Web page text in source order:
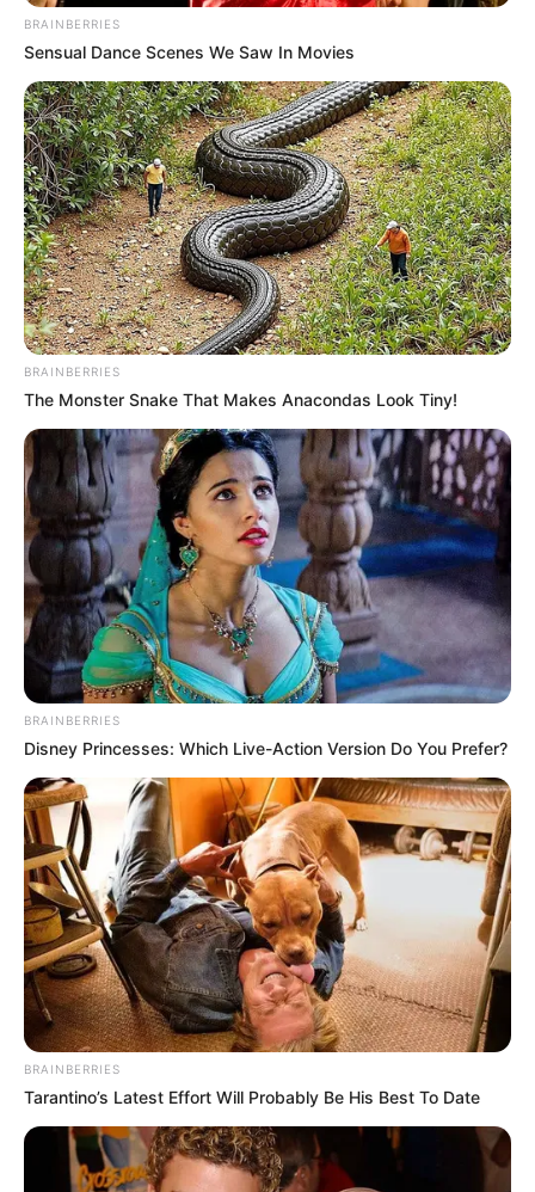
แชร์
เทศกาลถือศีล กินเจ ปีนี้ ชวนเที่ยวเสริมดวง ตามรอยบุญ
กับ ดร.คฑา ชินบัญชร ที่เมืองจันทบุรี ไปรับพลังบวกสองวัด
ดังที่ไม่ควรพลาด คือ วัดเขตร์นาบุญญาราม และวัดมังกร
บุปผาราม หรือเรียกกันในชื่อ วัดเล่งฮั้วยี่ วัดในเส้นทางตาม
รอยมังกร โดยมีจุดเริ่มต้นอยู่ที่ วัดมังกรกมลาวาส (วัด
เล่งเน่ยยี่) กรุงเทพฯ ซึ่งเป็นตำแหน่งหัวมังกร และวัดจีน
ประชาสโมสร (เล่งฮกยี่) จังหวัดฉะเชิงเทรา เป็นตำแหน่ง
ของตัวมังกร และวัดมังกรบุปผาราม (วัดเล่งฮั้วยี่) เป็น
ตำแหน่งของหางมังกร เทศกาลกินเจปีนี้ หากมีโอกาสก็ไม่
ควรพลาดตามรอยบุญ ในเส้นทางตามรอยมังกรแห่งนี้
9 วันมงคล กินเจ กับดร.คฑา
สำหรับใครที่ยังไม่มีโอกาสได้เดินทางไปเที่ยวไหว้พระขอพร
ที่วัดมังกรบุปผาราม และวัดเขตร์นาบุญญาราม ไม่ต้อง
กังวล ดร.คฑา มีเคล็ดวิธีเสริมดวงและการกล่าวคำบูชาขอ
พรมาฝาก จะอยู่ที่บ้านหรือสถานที่อื่นๆ ก็สามารถกล่าวบูชา
ได้ดังนี้
BRAINBERRIES
Sensual Dance Scenes We Saw In Movies
BRAINBERRIES
The Monster Snake That Makes Anacondas Look Tiny!
BRAINBERRIES
Disney Princesses: Which Live-Action Version Do You Prefer?
BRAINBERRIES
Tarantino’s Latest Effort Will Probably Be His Best To Date